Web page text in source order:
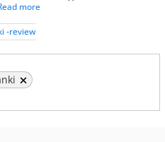
more
-review